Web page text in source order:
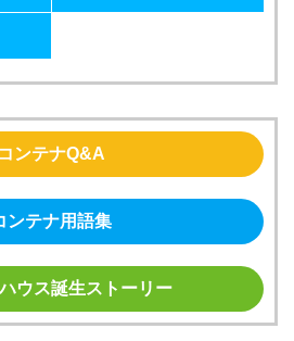
コンテナQ&A
ンテナ用語集
ウス誕生ストーリー